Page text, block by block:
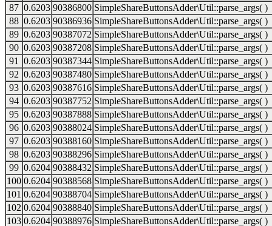
87 0.6203 90386800 SimpleShareButtonsAdder\Util::parse_args( )
88 0.6203 90386936 SimpleShareButtonsAdder\Util::parse_args( )
89 0.6203 90387072 SimpleShareButtonsAdder\Util::parse_args( )
90 0.6203 90387208 SimpleShareButtonsAdder\Util::parse_args( )
91
0.6203 90387344 SimpleShareButtonsAdder\Util::parse_args( )
92 0.6203 90387480 SimpleShareButtonsAdder\Util::parse_args( )
93 0.6203 90387616 SimpleShareButtonsAdder\Util::parse_args( )
94 0.6203 90387752 SimpleShareButtonsAdder\Util::parse_args( )
95 0.6203 90387888 SimpleShareButtonsAdder\Util::parse_args( )
96 0.6203 90388024 SimpleShareButtonsAdder\Util::parse_args( )
97 0.6203 90388160 SimpleShareButtonsAdder\Util::parse_args( )
98 0.6203 90388296 SimpleShareButtonsAdder\Util::parse_args( )
99 0.6204 90388432 SimpleShareButtonsAdder\Util::parse_args( )
100 0.6204 90388568 SimpleShareButtonsAdder\Util::parse_args( )
101 0.6204 90388704 SimpleShareButtonsAdder\Util::parse_args( )
102 0.6204 90388840 SimpleShareButtonsAdder\Util::parse_args( )
103 0.6204 90388976 SimpleShareButtonsAdder\Util::parse_args( )